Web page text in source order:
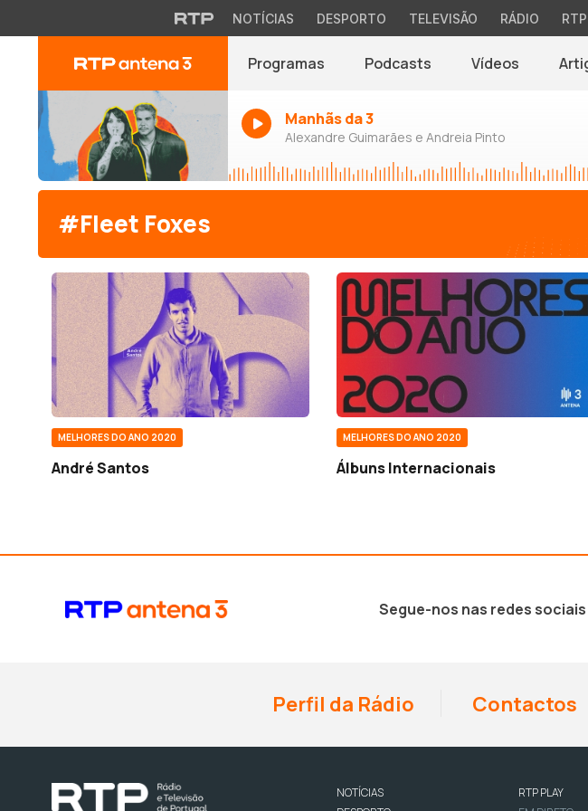
NOTÍCIAS DESPORTO TELEVISÃO RÁDIO
Programas Podcasts Vídeos
Manhãs da 3
Alexandre Guimarães e Andreia Pinto
#Fleet Foxes
MELHORES DO ANO 2020
André Santos
MELHORES DO ANO 2020
Álbuns Internacionais
Segue-nos nas redes sociais
Perfil da Rádio Contactos
NOTÍCIAS
RTP PLAY